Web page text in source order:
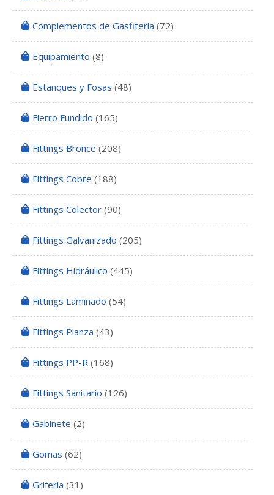
Complementos de Gasfitería (72)
Equipamiento (8)
Estanques y Fosas (48)
Fierro Fundido (165)
Fittings Bronce (208)
Fittings Cobre (188)
Fittings Colector (90)
Fittings Galvanizado (205)
Fittings Hidráulico (445)
Fittings Laminado (54)
Fittings Planza (43)
Fittings PP-R (168)
Fittings Sanitario (126)
Gabinete (2)
Gomas (62)
Grifería (31)